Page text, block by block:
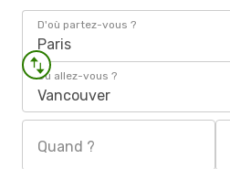
D'où partez-vous ?
Paris
Où allez-vous ?
Vancouver
Quand ?